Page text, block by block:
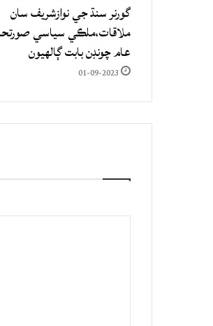
گورنر سنڌ جي نوازشريف سان
ملاقات،ملڪي سياسي
عام چونڊن بابت ڳالهيون
01-09-2023